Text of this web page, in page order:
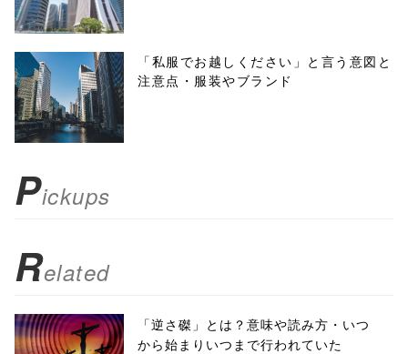
height=450,
menubar=no,
toolbar=no,
scrollbars=yes'
false;"> シェア
「私服でお越しください」と言う意図と
注意点・服装やブランド
Pickups
Related
「逆さ磔」とは？意味や読み方・いつ
から始まりいつまで行われていた